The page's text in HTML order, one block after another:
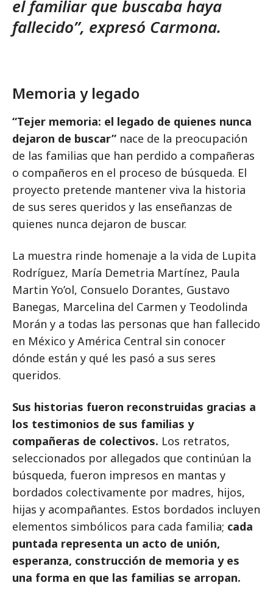
el familiar que buscaba haya
fallecido”, expresó Carmona.
Memoria y legado
“Tejer memoria: el legado de quienes nunca
dejaron de buscar” nace de la preocupación
de las familias que han perdido a compañeras
o compañeros en el proceso de búsqueda. El
proyecto pretende mantener viva la historia
de sus seres queridos y las enseñanzas de
quienes nunca dejaron de buscar.
La muestra rinde homenaje a la vida de Lupita
Rodríguez, María Demetria Martínez, Paula
Martin Yo’ol, Consuelo Dorantes, Gustavo
Banegas, Marcelina del Carmen y Teodolinda
Morán y a todas las personas que han fallecido
en México y América Central sin conocer
dónde están y qué les pasó a sus seres
queridos.
Sus historias fueron reconstruidas gracias a
los testimonios de sus familias y
compañeras de colectivos. Los retratos,
seleccionados por allegados que continúan la
búsqueda, fueron impresos en mantas y
bordados colectivamente por madres, hijos,
hijas y acompañantes. Estos bordados incluyen
elementos simbólicos para cada familia; cada
puntada representa un acto de unión,
esperanza, construcción de memoria y es
una forma en que las familias se arropan.